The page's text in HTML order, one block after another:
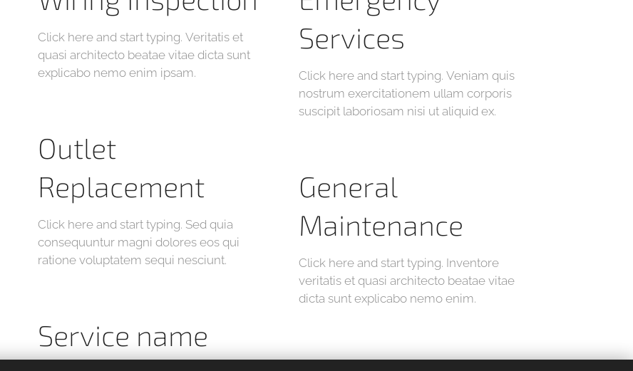
Click here and start typing. Veritatis et
quasi architecto beatae vitae dicta sunt
explicabo nemo enim ipsam.
Outlet
Replacement
Click here and start typing. Sed quia
consequuntur magni dolores eos qui
ratione voluptatem sequi nesciunt.
Service name
Services
Click here and start typing. Veniam quis
nostrum exercitationem ullam corporis
suscipit laboriosam nisi ut aliquid ex.
General
Maintenance
Click here and start typing. Inventore
veritatis et quasi architecto beatae vitae
dicta sunt explicabo nemo enim.